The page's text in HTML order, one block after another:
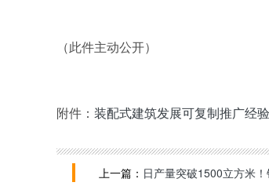
（此件主动公开）
附件： 装配式建筑发展可复制推广经
上一篇： 日产量突破1500立方米